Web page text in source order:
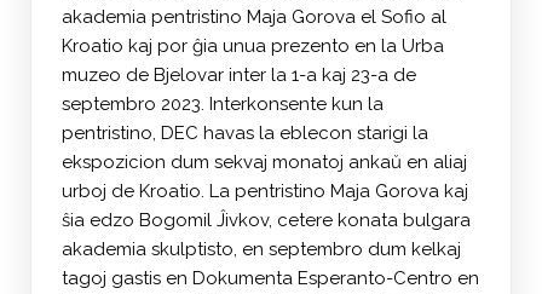
akademia pentristino Maja Gorova el Sofio al
Kroatio kaj por ĝia unua prezento en la Urba
muzeo de Bjelovar inter la 1-a kaj 23-a de
septembro 2023. Interkonsente kun la
pentristino, DEC havas la eblecon starigi la
ekspozicion dum sekvaj monatoj ankaŭ en aliaj
urboj de Kroatio. La pentristino Maja Gorova kaj
ŝia edzo Bogomil Ĵivkov, cetere konata bulgara
akademia skulptisto, en septembro dum kelkaj
tagoj gastis en Dokumenta Esperanto-Centro en